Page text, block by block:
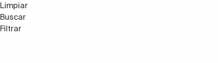
Limpiar
Buscar
Filtrar